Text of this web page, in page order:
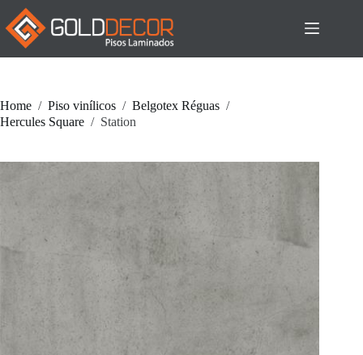
Pular
para
conteúdo
Home / Piso vinílicos / Belgotex Réguas /
Hercules Square / Station